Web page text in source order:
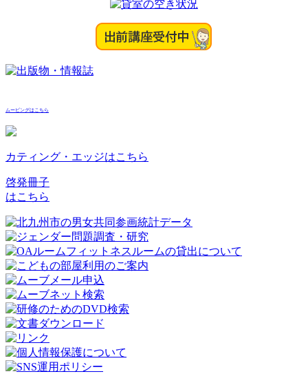
ムービングはこちら
カティング・エッジはこちら
啓発冊子
はこちら